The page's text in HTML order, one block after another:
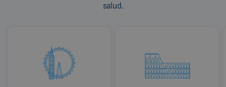
salud.